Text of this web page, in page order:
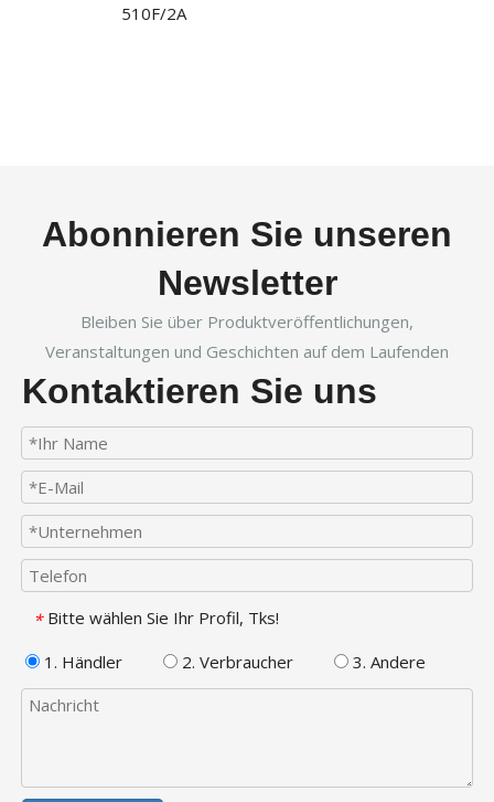
510F/2A
Abonnieren Sie unseren
Newsletter
Bleiben Sie über Produktveröffentlichungen,
Veranstaltungen und Geschichten auf dem Laufenden
Kontaktieren Sie uns
* Bitte wählen Sie Ihr Profil, Tks!
1. Händler
2. Verbraucher 3. Andere